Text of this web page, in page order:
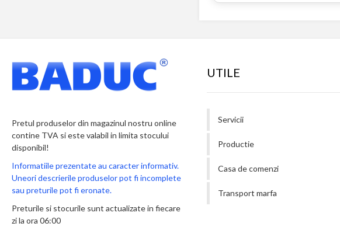
Pretul produselor din magazinul nostru online
contine TVA si este valabil in limita stocului
disponibil!
Informatiile prezentate au caracter informativ.
Uneori descrierile produselor pot fi incomplete
sau preturile pot fi eronate.
Preturile si stocurile sunt actualizate in fiecare
zi la ora 06:00
UTILE
Servicii
Productie
Casa de comenzi
Transport marfa